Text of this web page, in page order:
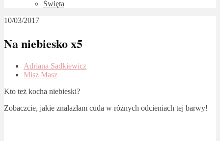
Święta
10/03/2017
Na niebiesko x5
Adriana Sadkiewicz
Misz Masz
Kto też kocha niebieski?
Zobaczcie, jakie znalazłam cuda w różnych odcieniach tej barwy!